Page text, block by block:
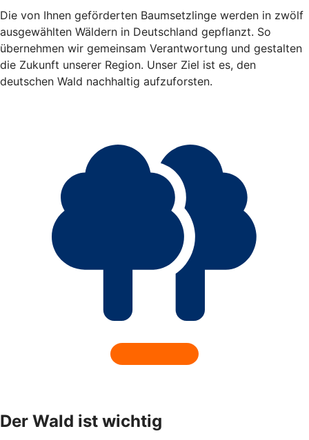
Die von Ihnen geförderten Baumsetzlinge werden in zwölf
ausgewählten Wäldern in Deutschland gepflanzt. So
übernehmen wir gemeinsam Verantwortung und gestalten
die Zukunft unserer Region. Unser Ziel ist es, den
deutschen Wald nachhaltig aufzuforsten.
Der Wald ist wichtig